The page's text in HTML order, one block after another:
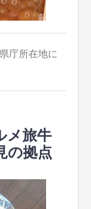
庁所在地に
メ旅牛
の拠点